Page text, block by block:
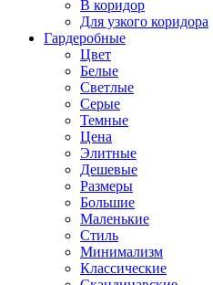
В коридор
Для узкого коридора
Гардеробные
Цвет
Белые
Светлые
Серые
Темные
Цена
Элитные
Дешевые
Размеры
Большие
Маленькие
Стиль
Минимализм
Классические